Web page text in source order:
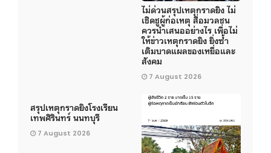
ไม่ด่วนสรุปเหตุกราดยิง ไม่
เชิดชูผู้ก่อเหตุ สื่อมวลชน
ควรนำเสนออย่างไร เพื่อไม่
ให้ข่าวเหตุกราดยิง ยิ่งซ้ำ
เติมบาดแผลของเหยื่อและ
สังคม
7 August 2026
สรุปเหตุกราดยิงโรงเรียน
เทพศิรินทร์ นนทบุรี
7 August 2026